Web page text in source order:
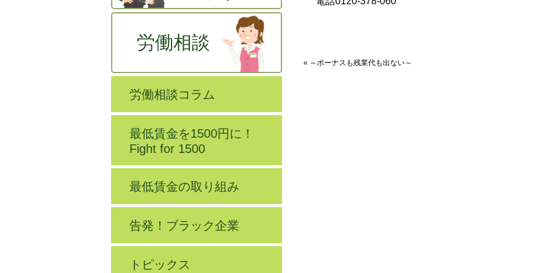
« ～ボーナスも残業代も出ない～
労働相談
労働相談コラム
最低賃金を1500円に！
Fight for 1500
最低賃金の取り組み
告発！ブラック企業
トピックス